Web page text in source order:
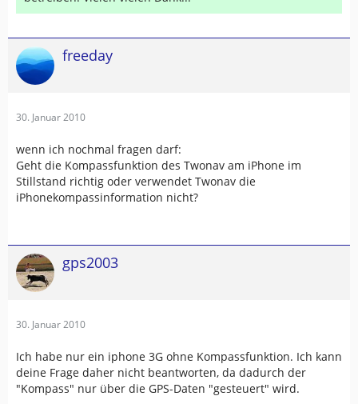
freeday
30. Januar 2010
wenn ich nochmal fragen darf:
Geht die Kompassfunktion des Twonav am iPhone im
Stillstand richtig oder verwendet Twonav die
iPhonekompassinformation nicht?
gps2003
30. Januar 2010
Ich habe nur ein iphone 3G ohne Kompassfunktion. Ich kann
deine Frage daher nicht beantworten, da dadurch der
"Kompass" nur über die GPS-Daten "gesteuert" wird.